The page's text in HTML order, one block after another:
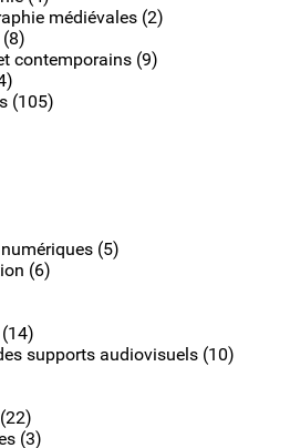
médiévales (2)
contemporains (9)
(105)
(5)
(6)
supports audiovisuels (10)
(3)